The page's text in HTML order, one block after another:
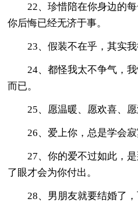
22、珍惜陪在你身边的
你后悔已经无济于事。
23、假装不在乎，其实我
24、都怪我太不争气，
而已。
25、愿温暖、愿欢喜、
26、爱上你，总是学会寂
27、你的爱不过如此，
了眼才会为你付出。
28、男朋友就要结婚了